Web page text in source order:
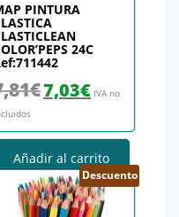
PINTURA
24C
€El precio original era: 7,81€.
7,03€El precio actual
IVA no
Añadir al carrito
Descuento